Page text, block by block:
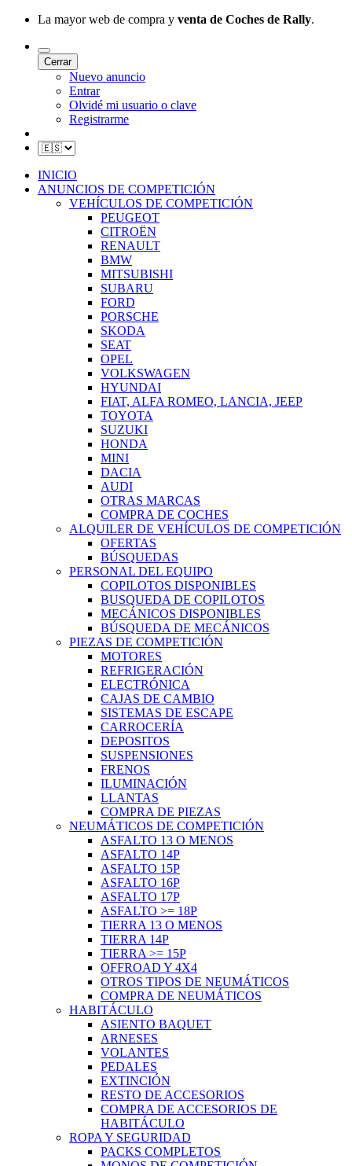
La mayor web de compra y venta de Coches de Rally.
Cerrar
Nuevo anuncio
Entrar
Olvidé mi usuario o clave
Registrarme
INICIO
ANUNCIOS DE COMPETICIÓN
VEHÍCULOS DE COMPETICIÓN
PEUGEOT
CITROËN
RENAULT
BMW
MITSUBISHI
SUBARU
FORD
PORSCHE
SKODA
SEAT
OPEL
VOLKSWAGEN
HYUNDAI
FIAT, ALFA ROMEO, LANCIA, JEEP
TOYOTA
SUZUKI
HONDA
MINI
DACIA
AUDI
OTRAS MARCAS
COMPRA DE COCHES
ALQUILER DE VEHÍCULOS DE COMPETICIÓN
OFERTAS
BÚSQUEDAS
PERSONAL DEL EQUIPO
COPILOTOS DISPONIBLES
BUSQUEDA DE COPILOTOS
MECÁNICOS DISPONIBLES
BÚSQUEDA DE MECÁNICOS
PIEZAS DE COMPETICIÓN
MOTORES
REFRIGERACIÓN
ELECTRÓNICA
CAJAS DE CAMBIO
SISTEMAS DE ESCAPE
CARROCERÍA
DEPOSITOS
SUSPENSIONES
FRENOS
ILUMINACIÓN
LLANTAS
COMPRA DE PIEZAS
NEUMÁTICOS DE COMPETICIÓN
ASFALTO 13 O MENOS
ASFALTO 14P
ASFALTO 15P
ASFALTO 16P
ASFALTO 17P
ASFALTO >= 18P
TIERRA 13 O MENOS
TIERRA 14P
TIERRA >= 15P
OFFROAD Y 4X4
OTROS TIPOS DE NEUMÁTICOS
COMPRA DE NEUMÁTICOS
HABITÁCULO
ASIENTO BAQUET
ARNESES
VOLANTES
PEDALES
EXTINCIÓN
RESTO DE ACCESORIOS
COMPRA DE ACCESORIOS DE
HABITÁCULO
ROPA Y SEGURIDAD
PACKS COMPLETOS